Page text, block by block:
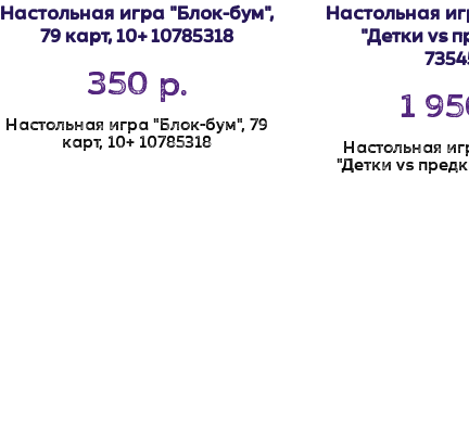
Настольная игра "Блок-бум",
79 карт, 10+ 10785318
350 р.
Настольная игра "Блок-бум", 79
карт, 10+ 10785318
Настольная
"Детки vs
1
Настольная
"Детки vs